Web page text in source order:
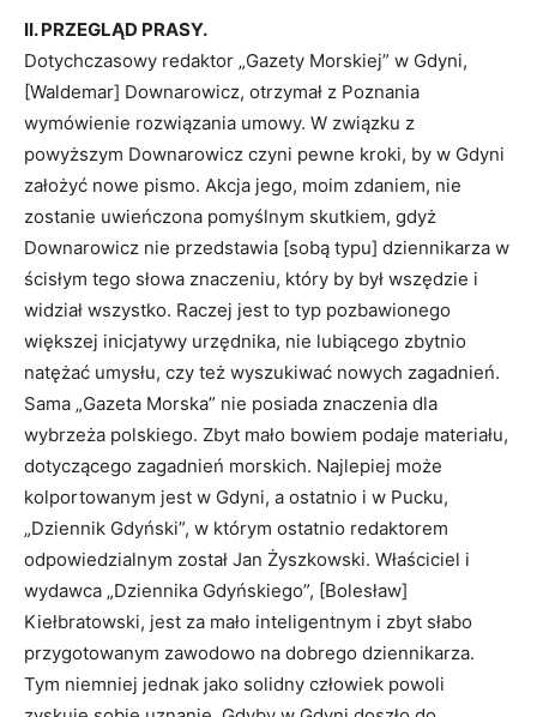
II. PRZEGLĄD PRASY.
Dotychczasowy redaktor „Gazety Morskiej” w Gdyni,
[Waldemar] Downarowicz, otrzymał z Poznania
wymówienie rozwiązania umowy. W związku z
powyższym Downarowicz czyni pewne kroki, by w Gdyni
założyć nowe pismo. Akcja jego, moim zdaniem, nie
zostanie uwieńczona pomyślnym skutkiem, gdyż
Downarowicz nie przedstawia [sobą typu] dziennikarza w
ścisłym tego słowa znaczeniu, który by był wszędzie i
widział wszystko. Raczej jest to typ pozbawionego
większej inicjatywy urzędnika, nie lubiącego zbytnio
natężać umysłu, czy też wyszukiwać nowych zagadnień.
Sama „Gazeta Morska” nie posiada znaczenia dla
wybrzeża polskiego. Zbyt mało bowiem podaje materiału,
dotyczącego zagadnień morskich. Najlepiej może
kolportowanym jest w Gdyni, a ostatnio i w Pucku,
„Dziennik Gdyński”, w którym ostatnio redaktorem
odpowiedzialnym został Jan Żyszkowski. Właściciel i
wydawca „Dziennika Gdyńskiego”, [Bolesław]
Kiełbratowski, jest za mało inteligentnym i zbyt słabo
przygotowanym zawodowo na dobrego dziennikarza.
Tym niemniej jednak jako solidny człowiek powoli